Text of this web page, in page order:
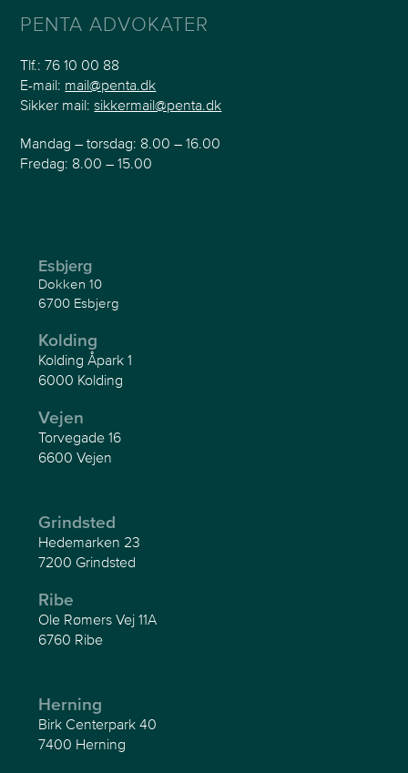
PENTA ADVOKATER
Tlf.:76 10 00 88
E-mail: mail@penta.dk
Sikker mail:sikkermail@penta.dk
Mandag – torsdag: 8.00 – 16.00
Fredag: 8.00 – 15.00
Esbjerg
Dokken 10
6700 Esbjerg
Kolding
Kolding Åpark 1
6000 Kolding
Vejen
Torvegade 16
6600 Vejen
Grindsted
Hedemarken 23
7200 Grindsted
Ribe
Ole Rømers Vej 11A
6760 Ribe
Herning
Birk Centerpark 40
7400 Herning